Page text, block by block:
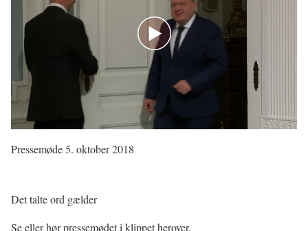
Pressemøde 5. oktober 2018
Det talte ord gælder
Se eller hør pressemødet i klippet herover.